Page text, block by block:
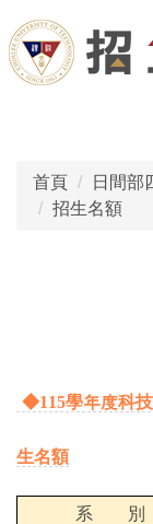
到
主
首頁 日間部
招生名額
◆115學年度科
生名額
系 別